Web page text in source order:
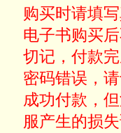
购买时请填
电子书购买
切记，付款
密码错误，
成功付款，
服产生的损